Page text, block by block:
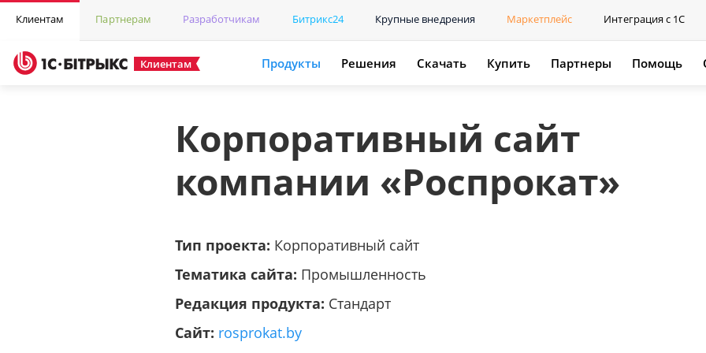
Клиентам Партнерам Разработчикам Битрикс24 Крупные внедрения Маркетплейс Интеграция с 1С
Клиентам Продукты Решения Скачать Купить Партнеры Помощь
Корпоративный сайт
компании «Роспрокат»
Тип проекта: Корпоративный сайт
Тематика сайта: Промышленность
Редакция продукта: Стандарт
Сайт: rosprokat.by